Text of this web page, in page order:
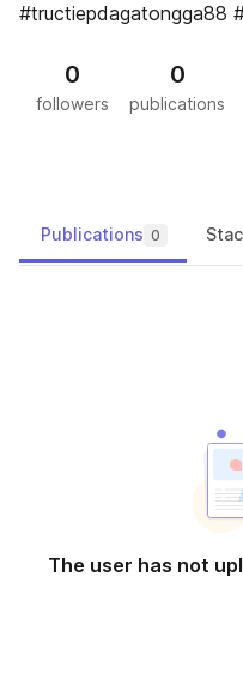
#tructiepdagatongga88
0
followers
0
publications
Publications 0
The user has not